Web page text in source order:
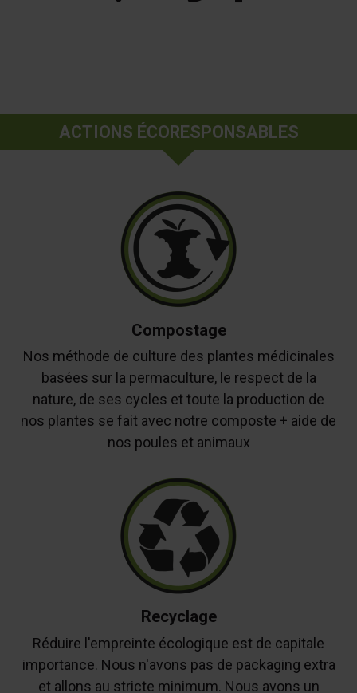
ACTIONS ÉCORESPONSABLES
Compostage
Nos méthode de culture des plantes médicinales
basées sur la permaculture, le respect de la
nature, de ses cycles et toute la production de
nos plantes se fait avec notre composte + aide de
nos poules et animaux
Recyclage
Réduire l'empreinte écologique est de capitale
importance. Nous n'avons pas de packaging extra
et allons au stricte minimum. Nous avons un